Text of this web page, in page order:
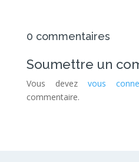
0 commentaires
Soumettre un
Vous devezvous
commentaire.